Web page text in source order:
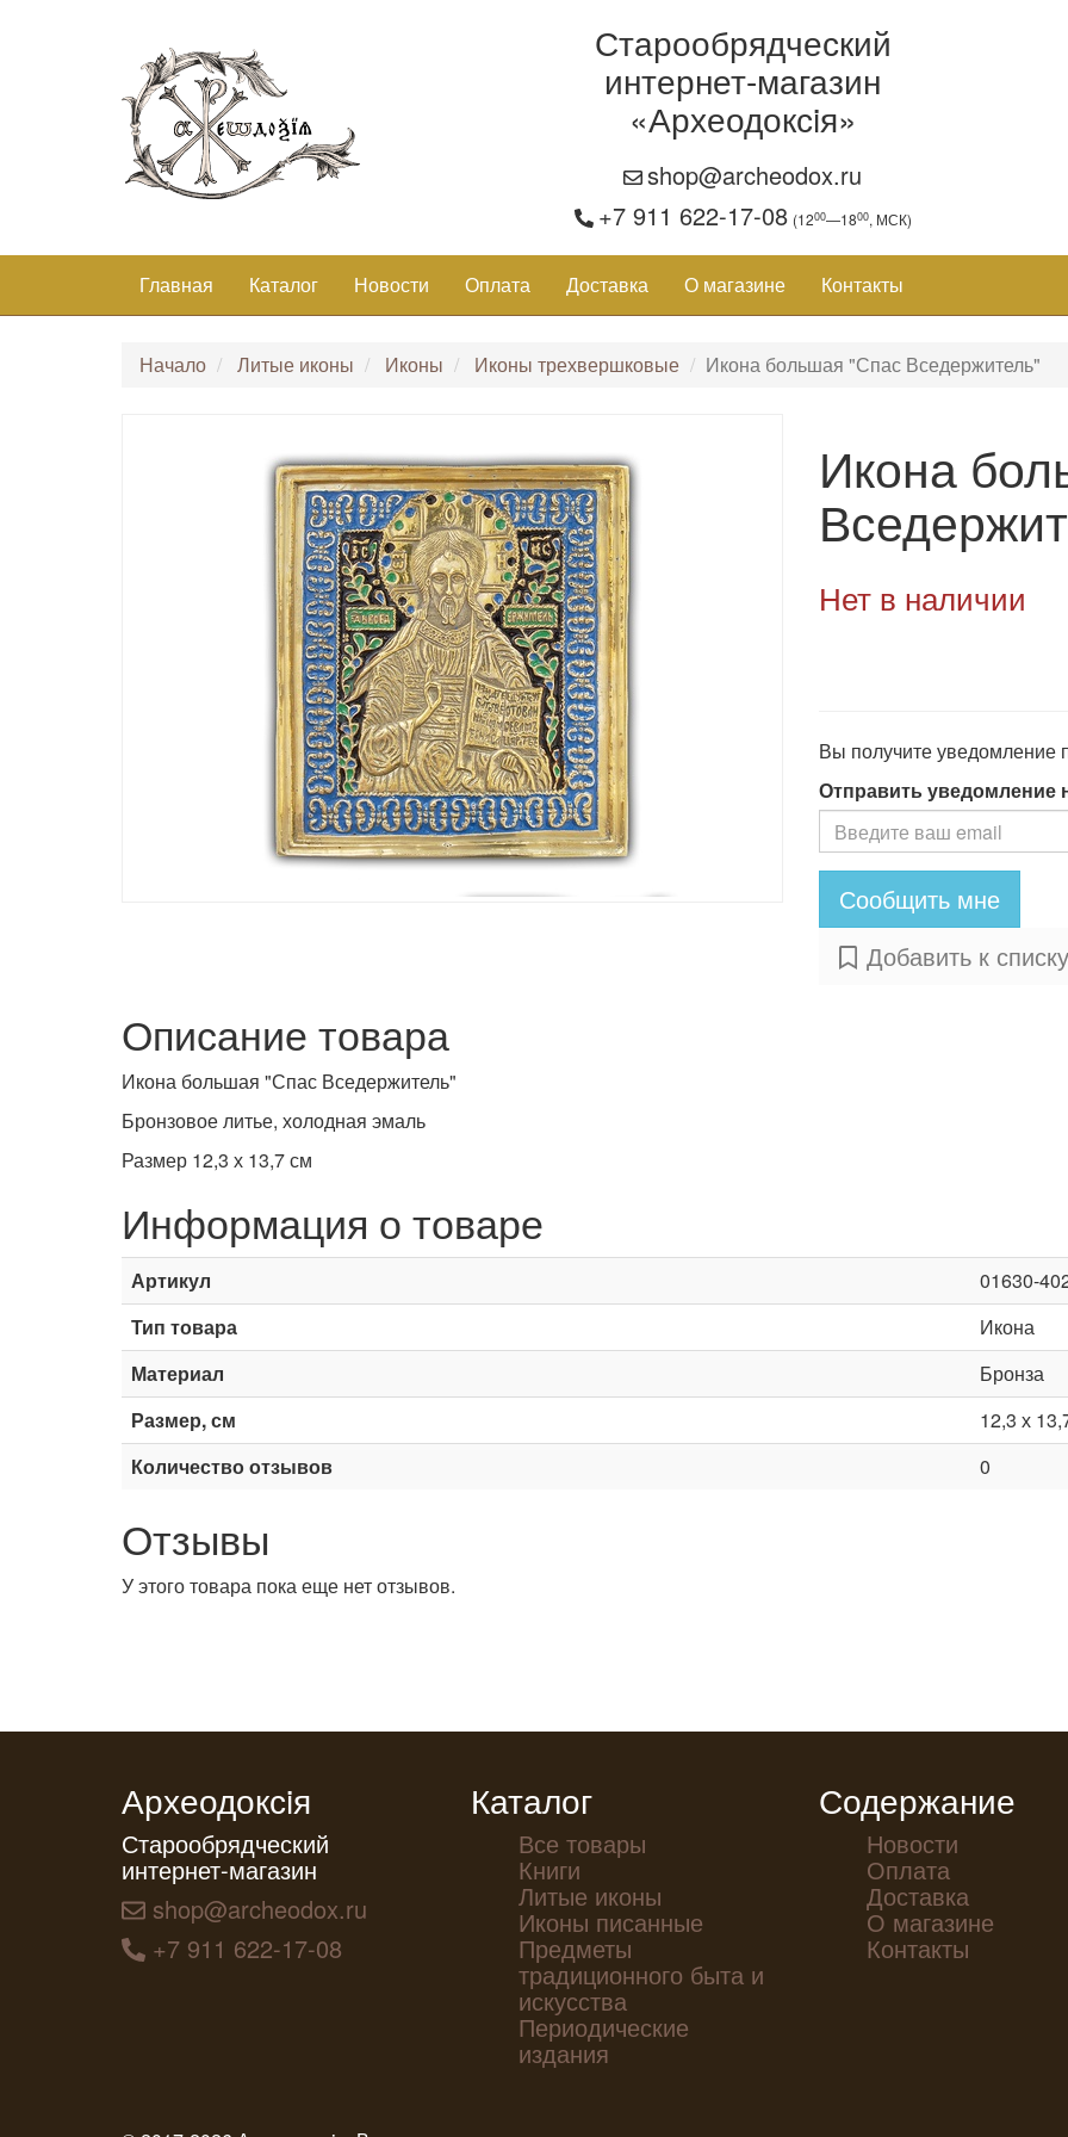
Старообрядческий
интернет-магазин
«Археодоксiя»
shop@archeodox.ru
+7 911 622-17-08 (1200—1800, МСК)
Главная Каталог Новости Оплата Доставка О магазине Контакты
Начало Литые иконы Иконы Иконы трехвершковые Икона большая "Спас Вседержитель"
Икона
Нет в наличии
Вы получите уведомление
Отправить уведомление
Сообщить мне
Добавить к
Описание товара
Икона большая "Спас Вседержитель"
Бронзовое литье, холодная эмаль
Размер 12,3 х 13,7 см
Информация о товаре
Артикул
01630-
Тип товара
Икона
Материал
Бронза
Размер, см
12,3 х
Количество отзывов
0
Отзывы
У этого товара пока еще нет отзывов.
Археодоксiя
Старообрядческий
интернет-магазин
shop@archeodox.ru
+7 911 622-17-08
Каталог
Все товары
Книги
Литые иконы
Иконы писанные
Предметы
традиционного быта и
искусства
Периодические
издания
Содержание
Новости
Оплата
Доставка
О магазине
Контакты